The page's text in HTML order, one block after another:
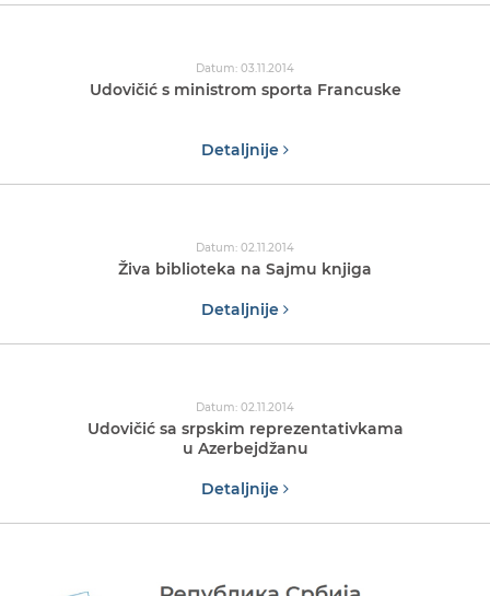
Datum: 03.11.2014
Udovičić s ministrom sporta Francuske
Detaljnije
Datum: 02.11.2014
Živa biblioteka na Sajmu knjiga
Detaljnije
Datum: 02.11.2014
Udovičić sa srpskim reprezentativkama
u Azerbejdžanu
Detaljnije